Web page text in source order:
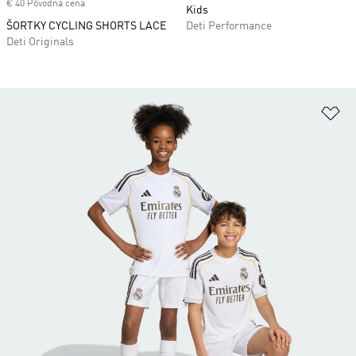
€ 40 Pôvodná cena
ŠORTKY CYCLING SHORTS LACE
Deti Originals
Kids
Deti Performance